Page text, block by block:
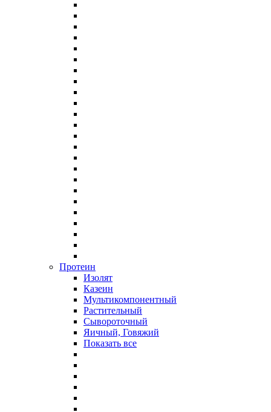
Протеин
Изолят
Казеин
Мультикомпонентный
Растительный
Сывороточный
Яичный, Говяжий
Показать все